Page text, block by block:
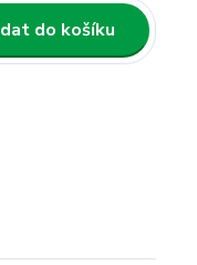
do košíku